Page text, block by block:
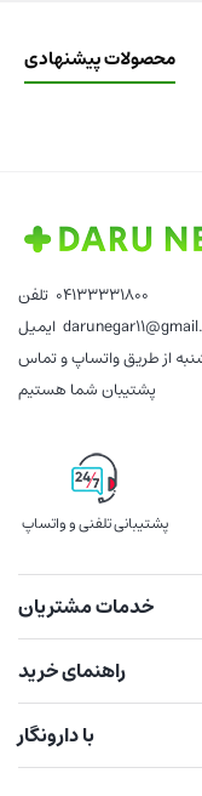
محصولات پیشنهادی
04133331800
تا پنج شنبه از طریق واتساپ و تماس
پشتیبان شما هستیم
پشتیبانی تلفنی و واتساپ
خدمات مشتریان
راهنمای خرید
با دارونگار